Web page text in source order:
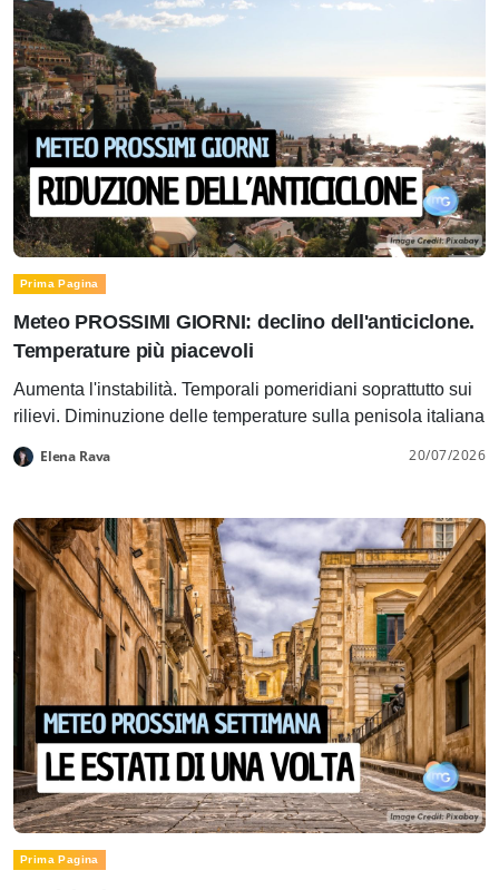
Prima Pagina
Meteo PROSSIMI GIORNI: declino dell'anticiclone.
Temperature più piacevoli
Aumenta l'instabilità. Temporali pomeridiani soprattutto sui
rilievi. Diminuzione delle temperature sulla penisola italiana
Elena Rava 20/07/2026
Prima Pagina